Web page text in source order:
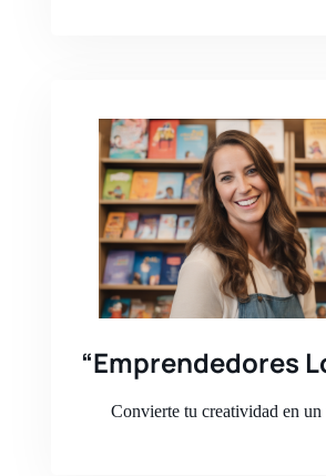
“Emprendedores
Convierte tu creatividad en un